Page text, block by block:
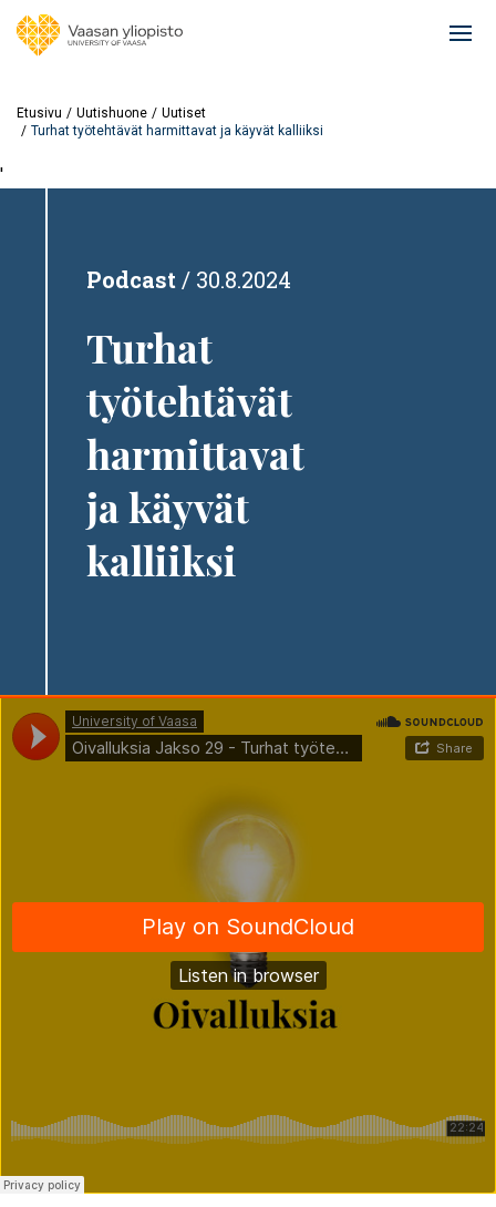
Etusivu Uutishuone
Uutiset
Turhat työtehtävät harmittavat ja käyvät kalliiksi
'
Podcast 30.8.2024
Turhat
työtehtävät
harmittavat
ja käyvät
kalliiksi
Soundcloud